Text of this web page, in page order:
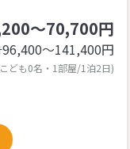
～70,700円
96,400〜141,400円
ども0名・1部屋/1泊2日)